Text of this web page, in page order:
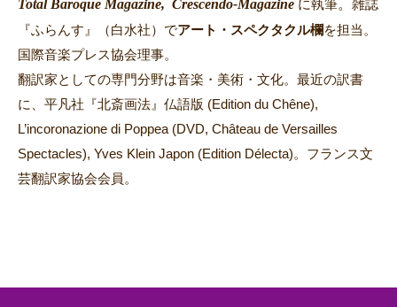
Total Baroque Magazine, Crescendo-Magazine に執筆。 雑誌
『ふらんす』（白水社）でアート・スペクタクル欄を担当。
国際音楽プレス協会理事。
翻訳家としての専門分野は音楽・美術・文化。最近の訳書
に、平凡社『北斎画法』仏語版 (Edition du Chêne),
L’incoronazione di Poppea (DVD, Château de Versailles
Spectacles), Yves Klein Japon (Edition Délecta)。フランス文
芸翻訳家協会会員。